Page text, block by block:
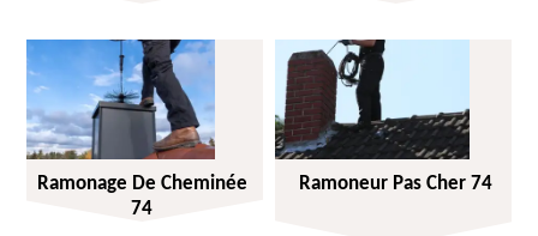
Ramonage De Cheminée
74
Ramoneur Pas Cher 74